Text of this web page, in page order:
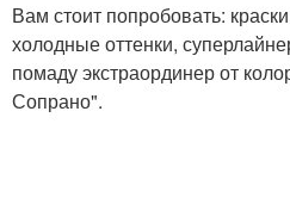
Вам стоит попробовать:
холодные оттенки,
помаду экстраординер от
Сопрано".